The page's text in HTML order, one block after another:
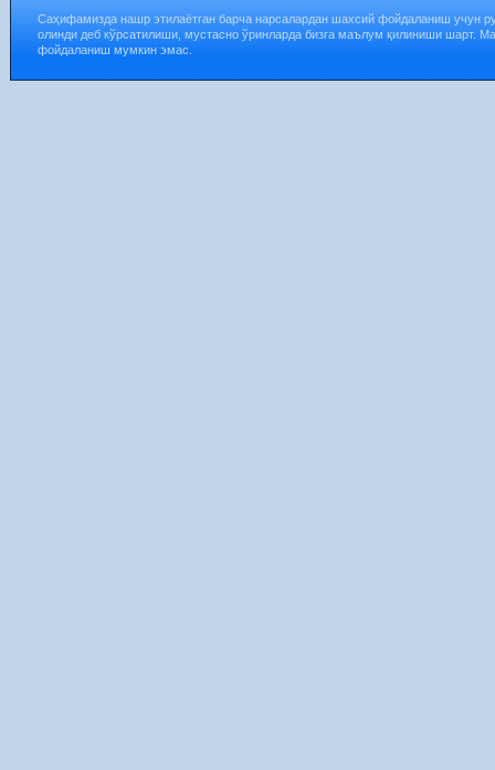
Саҳифамизда нашр этилаётган барча нарсалардан шахсий фойдаланиш учун
олинди деб кўрсатилиши, мустасно ўринларда бизга маълум қилиниши шарт.
фойдаланиш мумкин эмас.